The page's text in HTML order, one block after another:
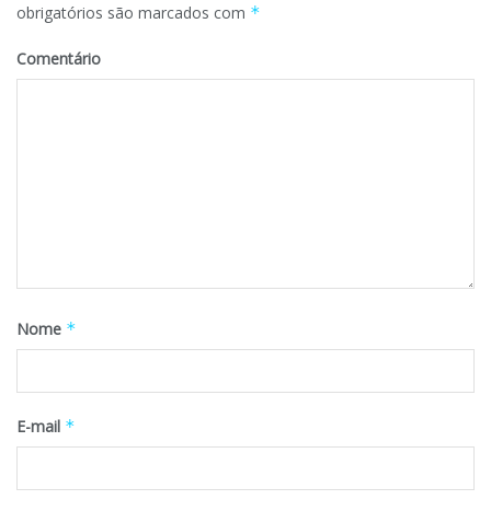
obrigatórios são marcados com *
Comentário
Nome *
E-mail *